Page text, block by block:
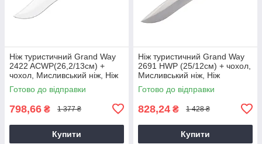
Ніж туристичний Grand Way
2422 ACWP(26,2/13см) +
чохол, Мисливський ніж, Ніж
нескладний, Туристичний ніж
Готово до відправки
798,66 ₴ 1 377 ₴
Купити
Ніж туристичний Grand Way
2691 HWP (25/12см) + чохол,
Мисливський ніж, Ніж
нескладний, Туристичний ніж
Готово до відправки
828,24 ₴ 1 428 ₴
Купити